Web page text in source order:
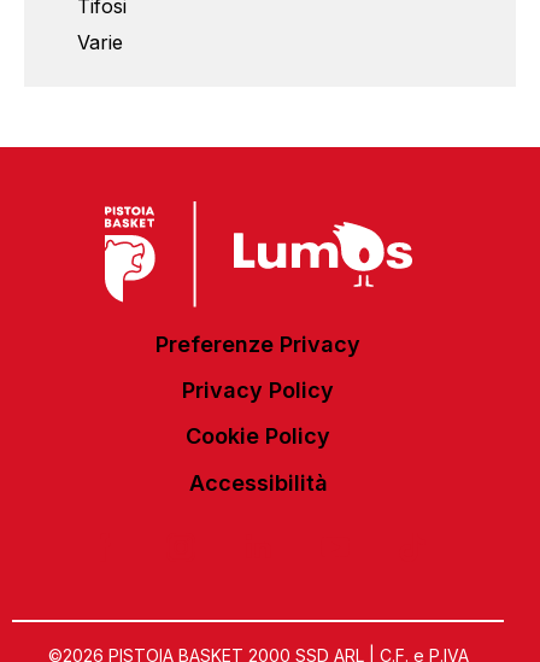
Tifosi
Varie
Preferenze Privacy
Privacy Policy
Cookie Policy
Accessibilità
©2026 PISTOIA BASKET 2000 SSD ARL | C.F. e P.IVA